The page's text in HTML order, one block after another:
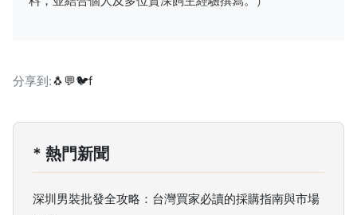
分享到:🐧💬🐦f
* 熱門新聞
深圳男裝批發全攻略：台灣買家必讀的採購指南與市場